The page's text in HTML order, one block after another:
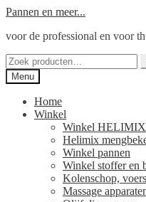
Ga
naar
Ga
de
Pannen en meer...
voor de professional en voor
Zoeken
naar:
Menu
Home
Winkel
Winkel HELIMIX
Helimix
Winkel pannen
Winkel stoffer en
Kolenschop,
Massage